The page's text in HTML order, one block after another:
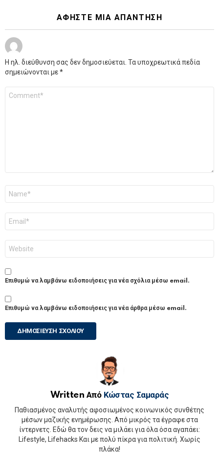
ΑΦΉΣΤΕ ΜΙΑ ΑΠΆΝΤΗΣΗ
Η ηλ. διεύθυνση σας δεν δημοσιεύεται. Τα υποχρεωτικά πεδία
σημειώνονται με*
Επιθυμώ να λαμβάνω ειδοποιήσεις για νέα σχόλια μέσω email.
Επιθυμώ να λαμβάνω ειδοποιήσεις για νέα άρθρα μέσω email.
Written Από Κώστας Σαμαράς
Παθιασμένος αναλυτής αφοσιωμένος κοινωνικός συνθέτης
μέσων μαζικής ενημέρωσης. Από μικρός τα έγραφε στα
ίντερνετς. Εδώ θα τον δεις να μιλάει για όλα όσα αγαπάει:
Lifestyle, Lifehacks Και με πολύ πίκρα για πολιτική. Χωρίς
πλάκα!